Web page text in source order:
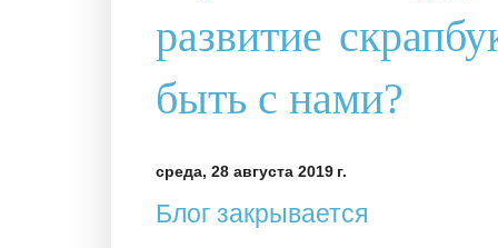
развитие
быть с нами?
среда, 28 августа 2019 г.
Блог закрывается